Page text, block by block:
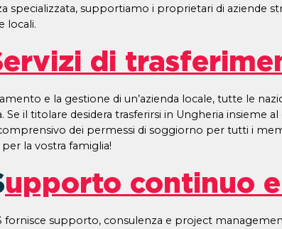
specializzata, supportiamo i proprietari di aziende
locali.
di
e la gestione di un’azienda locale, tutte le
Se il titolare desidera trasferirsi in Ungheria
dei permessi di soggiorno per tutti i
per la vostra famiglia!
upporto continuo
fornisce supporto, consulenza e project